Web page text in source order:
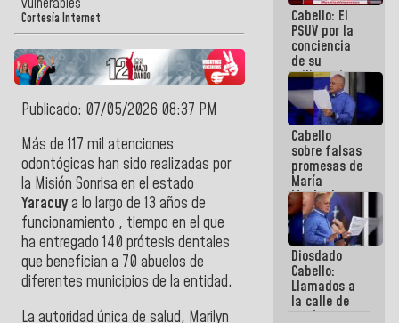
Cortesía Internet
Publicado: 07/05/2026 08:37 PM
Más de 117 mil atenciones
odontógicas han sido realizadas por
la Misión Sonrisa en el estado
Yaracuya lo largo de 13 años de
funcionamiento , tiempo en el que
ha entregado 140 prótesis dentales
que benefician a 70 abuelos de
diferentes municipios de la entidad.
La autoridad única de salud, Marilyn
Cabello: El
PSUV por la
conciencia
de su
militancia
es la
organización
política más
sólida de
Venezuela
Cabello
sobre falsas
promesas de
María
Machado:
¿Quién le
puede creer?
¿Y la gente
que ella iba
a salvar en
La Guaira?
Diosdado
Cabello:
Llamados a
la calle de
María